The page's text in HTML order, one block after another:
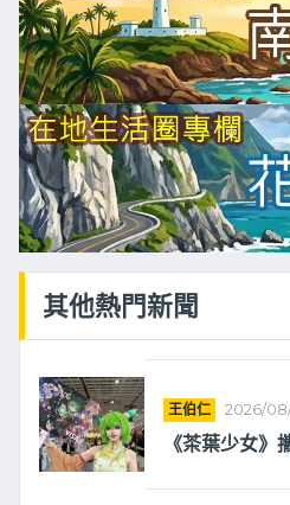
其他熱門新聞
王伯仁 2026/
《茶葉少女